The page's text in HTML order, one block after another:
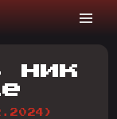
ник